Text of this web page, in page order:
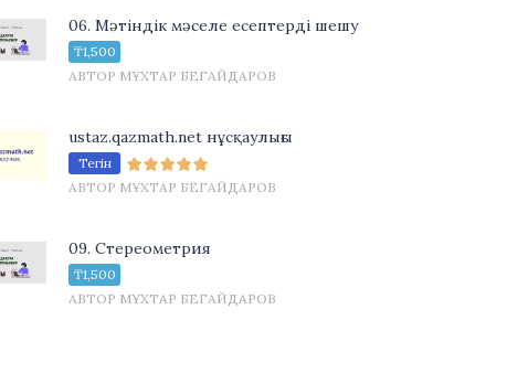
06. Мәтіндік мәселе есептерді шешу
₸1,500
АВТОР МҰХТАР БЕГАЙДАРОВ
ustaz.qazmath.net нұсқаулығы
Тегін
АВТОР МҰХТАР БЕГАЙДАРОВ
09. Стереометрия
₸1,500
АВТОР МҰХТАР БЕГАЙДАРОВ